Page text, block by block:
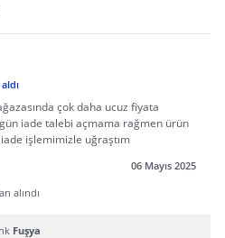
çok daha ucuz fiyata
iade talebi açmama rağmen ürün
işlemimizle uğraştım
06 Mayıs 2025
alındı
Fuşya